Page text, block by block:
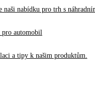
nabídku pro trh s
automobil
a tipy k našim produktům.